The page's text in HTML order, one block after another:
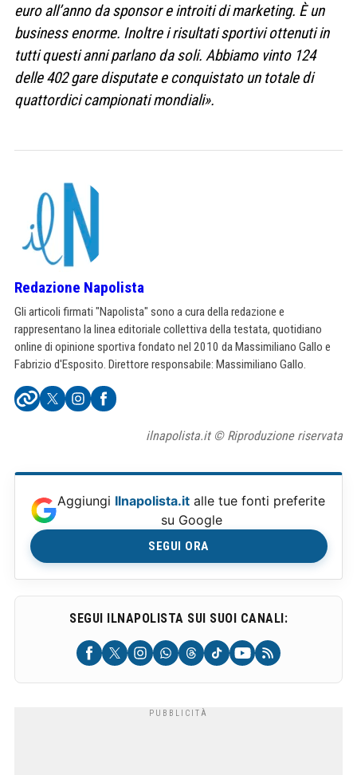
euro all’anno da sponsor e introiti di marketing. È un
business enorme. Inoltre i risultati sportivi ottenuti in
tutti questi anni parlano da soli. Abbiamo vinto 124
delle 402 gare disputate e conquistato un totale di
quattordici campionati mondiali».
Redazione Napolista
Gli articoli firmati "Napolista" sono a cura della redazione e
rappresentano la linea editoriale collettiva della testata, quotidiano
online di opinione sportiva fondato nel 2010 da Massimiliano Gallo e
Fabrizio d'Esposito. Direttore responsabile: Massimiliano Gallo.
ilnapolista.it © Riproduzione riservata
Aggiungi Ilnapolista.it alle tue fonti preferite
su Google
SEGUI ORA
SEGUI ILNAPOLISTA SUI SUOI CANALI: